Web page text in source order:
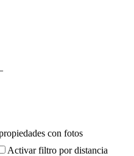
con fotos
Activar filtro por distancia